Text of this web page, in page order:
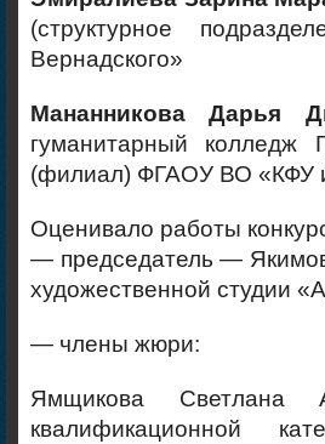
(структурное
Вернадского»
Мананникова Дарья
гуманитарный колледж
(филиал) ФГАОУ ВО «КФУ
Оценивало работы
— председатель —
художественной студии
— члены жюри:
Ямщикова Светлана
квалификационной